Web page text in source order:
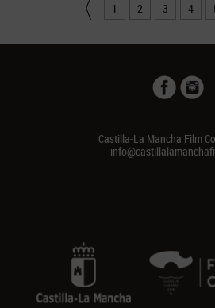
1 2 3 4
Castilla-La Mancha Film